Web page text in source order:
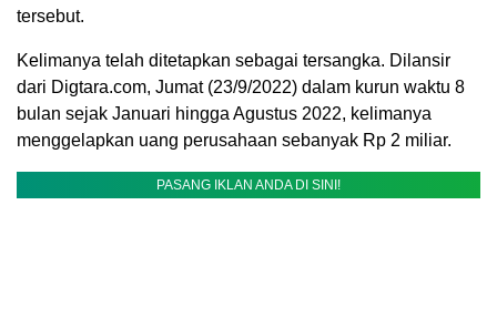
tersebut.
Kelimanya telah ditetapkan sebagai tersangka. Dilansir
dari Digtara.com, Jumat (23/9/2022) dalam kurun waktu 8
bulan sejak Januari hingga Agustus 2022, kelimanya
menggelapkan uang perusahaan sebanyak Rp 2 miliar.
PASANG IKLAN ANDA DI SINI!